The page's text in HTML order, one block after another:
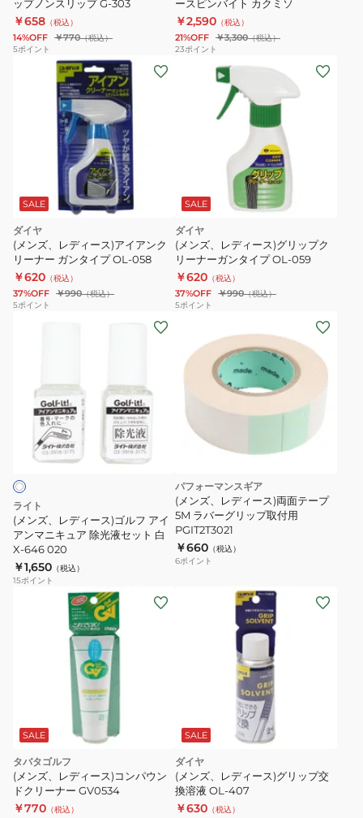
ト
OT-
5001
ップノンスリップ G-303
￥658 （税込）
14%OFF ￥770（税込）
5ポイント
ースピンバイト カクミソ
￥2,590 （税込）
21%OFF ￥3,300（税込）
23ポイント
SALE
ダイヤ
(メンズ、レディース)アイアンク
リーナー ガンタイプ OL-058
￥620 （税込）
37%OFF ￥990（税込）
5ポイント
SALE
ダイヤ
(メンズ、レディース)グリップク
リーナーガンタイプ OL-059
￥620 （税込）
37%OFF ￥990（税込）
5ポイント
ゴ
ル
フ
ア
イ
ア
光
セ
ッ
ト
ライト
(メンズ、レディース)ゴルフ アイ
アンマニキュア 除光液セット 白
X-646 020
￥1,650 （税込）
15ポイント
パフォーマンスギア
(メンズ、レディース)両面テープ
5M ラバーグリップ取付用
PGIT2T3021
￥660 （税込）
6ポイント
SALE
タバタゴルフ
(メンズ、レディース)コンパウン
ドクリーナー GV0534
￥770 （税込）
SALE
ダイヤ
(メンズ、レディース)グリップ交
換溶液 OL-407
￥630 （税込）